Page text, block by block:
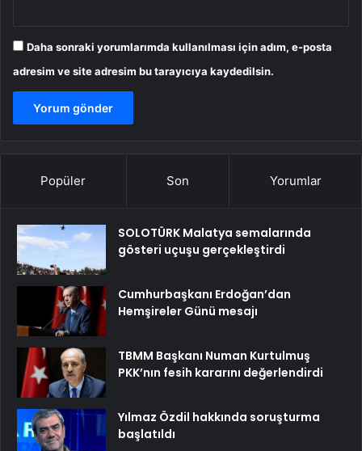
Daha sonraki yorumlarımda kullanılması için adım, e-posta
adresim ve site adresim bu tarayıcıya kaydedilsin.
Popüler Son Yorumlar
SOLOTÜRK Malatya semalarında
gösteri uçuşu gerçekleştirdi
Cumhurbaşkanı Erdoğan’dan
Hemşireler Günü mesajı
TBMM Başkanı Numan Kurtulmuş
PKK’nın fesih kararını değerlendirdi
Yılmaz Özdil hakkında soruşturma
başlatıldı